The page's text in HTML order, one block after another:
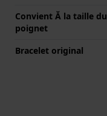
Convient Ă la taille du
poignet
Bracelet original